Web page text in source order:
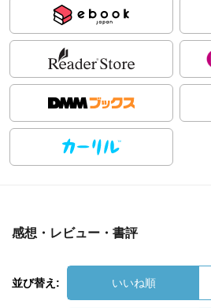
感想・レビュー・書評
並び替え: いいね順